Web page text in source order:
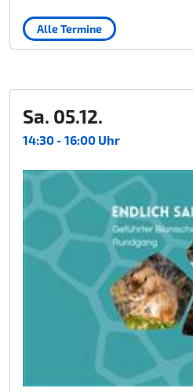
Alle Termine
Sa. 05.12.
14:30 - 16:00 Uhr